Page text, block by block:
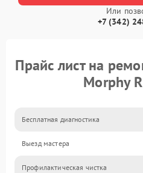
Или
+7 (342)
Прайс лист на
Morphy
Бесплатная диагностика
Выезд мастера
Профилактическая чистка